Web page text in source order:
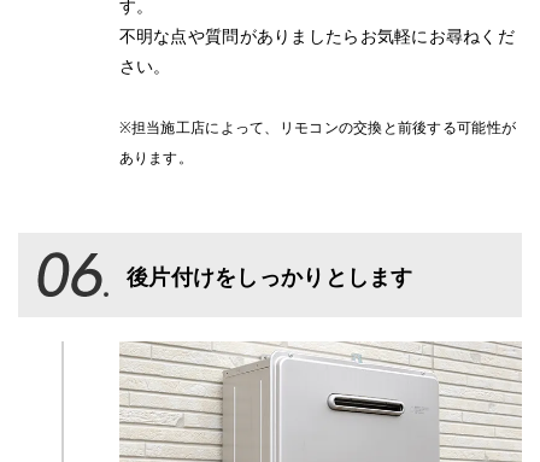
す。
不明な点や質問がありましたらお気軽にお尋ねくだ
さい。
※担当施工店によって、リモコンの交換と前後する可能性が
あります。
後片付けをしっかりとします